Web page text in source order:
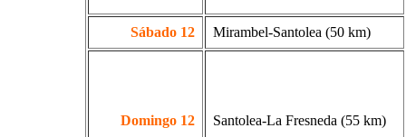
Sábado 12 Mirambel-Santolea (50 km)
Domingo 12 Santolea-La Fresneda (55 km)